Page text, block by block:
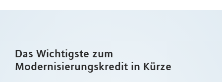
Das Wichtigste zum
Modernisierungskredit in Kürze